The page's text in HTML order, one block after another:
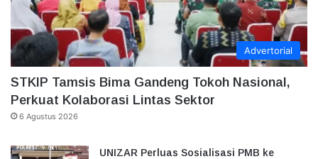
Advertorial
STKIP Tamsis Bima Gandeng Tokoh Nasional,
Perkuat Kolaborasi Lintas Sektor
6 Agustus 2026
UNIZAR Perluas Sosialisasi PMB ke